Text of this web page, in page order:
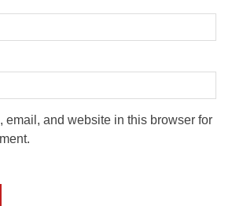
email, and website in this browser for